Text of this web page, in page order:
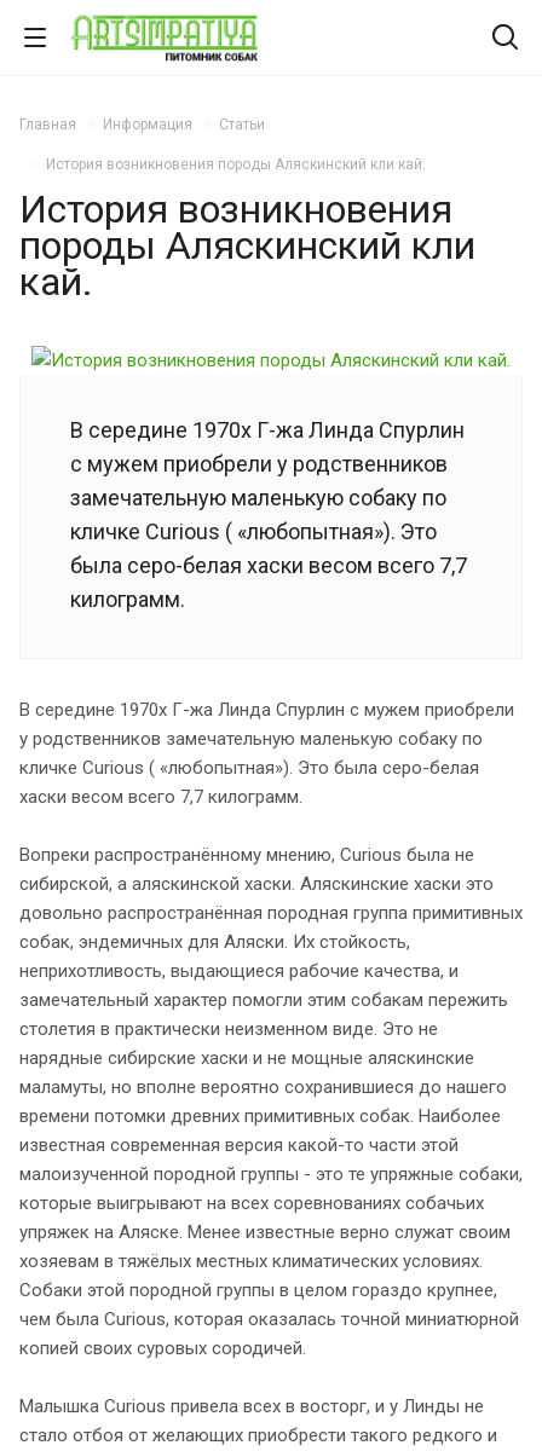
Главная Информация Статьи
История возникновения породы Аляскинский кли кай.
История возникновения
породы Аляскинский кли
кай.
В середине 1970х Г-жа Линда Спурлин
с мужем приобрели у родственников
замечательную маленькую собаку по
кличке Curious ( «любопытная»). Это
была серо-белая хаски весом всего 7,7
килограмм.
В середине 1970х Г-жа Линда Спурлин с мужем приобрели
у родственников замечательную маленькую собаку по
кличке Curious ( «любопытная»). Это была серо-белая
хаски весом всего 7,7 килограмм.
Вопреки распространённому мнению, Curious была не
сибирской, а аляскинской хаски. Аляскинские хаски это
довольно распространённая породная группа примитивных
собак, эндемичных для Аляски. Их стойкость,
неприхотливость, выдающиеся рабочие качества, и
замечательный характер помогли этим собакам пережить
столетия в практически неизменном виде. Это не
нарядные сибирские хаски и не мощные аляскинские
маламуты, но вполне вероятно сохранившиеся до нашего
времени потомки древних примитивных собак. Наиболее
известная современная версия какой-то части этой
малоизученной породной группы - это те упряжные собаки,
которые выигрывают на всех соревнованиях собачьих
упряжек на Аляске. Менее известные верно служат своим
хозяевам в тяжёлых местных климатических условиях.
Собаки этой породной группы в целом гораздо крупнее,
чем была Curious, которая оказалась точной миниатюрной
копией своих суровых сородичей.
Малышка Curious привела всех в восторг, и у Линды не
стало отбоя от желающих приобрести такого редкого и